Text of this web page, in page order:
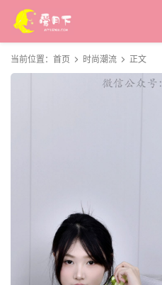
当前位置： 首页 时尚潮流 正文